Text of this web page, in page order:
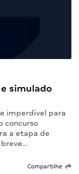
simulado
imperdível para
concurso
a etapa de
breve…
Compartilhe